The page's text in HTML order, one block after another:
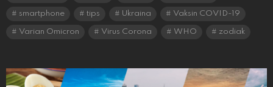
smartphone tips Ukraina Vaksin COVID-19
Varian Omicron Virus Corona WHO zodiak